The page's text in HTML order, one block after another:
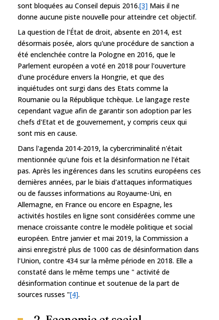
sont bloquées au Conseil depuis 2016.[3] Mais il ne
donne aucune piste nouvelle pour atteindre cet objectif.
La question de l'État de droit, absente en 2014, est
désormais posée, alors qu'une procédure de sanction a
été enclenchée contre la Pologne en 2016, que le
Parlement européen a voté en 2018 pour l'ouverture
d'une procédure envers la Hongrie, et que des
inquiétudes ont surgi dans des Etats comme la
Roumanie ou la République tchèque. Le langage reste
cependant vague afin de garantir son adoption par les
chefs d'Etat et de gouvernement, y compris ceux qui
sont mis en cause.
Dans l'agenda 2014-2019, la cybercriminalité n'était
mentionnée qu'une fois et la désinformation ne l'était
pas. Après les ingérences dans les scrutins européens ces
dernières années, par le biais d'attaques informatiques
ou de fausses informations au Royaume-Uni, en
Allemagne, en France ou encore en Espagne, les
activités hostiles en ligne sont considérées comme une
menace croissante contre le modèle politique et social
européen. Entre janvier et mai 2019, la Commission a
ainsi enregistré plus de 1000 cas de désinformation dans
l'Union, contre 434 sur la même période en 2018. Elle a
constaté dans le même temps une " activité de
désinformation continue et soutenue de la part de
sources russes "[4].